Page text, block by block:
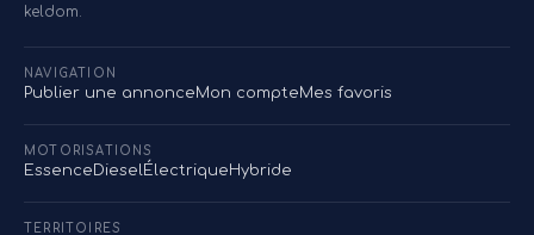
keldom.
NAVIGATION
Publier une annonceMon compteMes favoris
MOTORISATIONS
Essence DieselÉlectriqueHybride
TERRITOIRES